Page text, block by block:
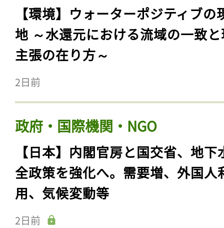
【環境】ウォーターポジティブの
地 ～水還元における流域の一致
主張の在り方～
2日前
政府・国際機関・NGO
【日本】内閣官房と国交省、地下
全政策を強化へ。需要増、外国人
用、気候変動等
2日前